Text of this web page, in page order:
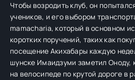
Чтобы возродить клуб, он
учеников, и его выбором
mamacharia, который в основном
коротких поручений, таких как
посещение Акихабары каждую
шунске Имаидзуми заметил Оноду,
на велосипеде по крутой дороге в